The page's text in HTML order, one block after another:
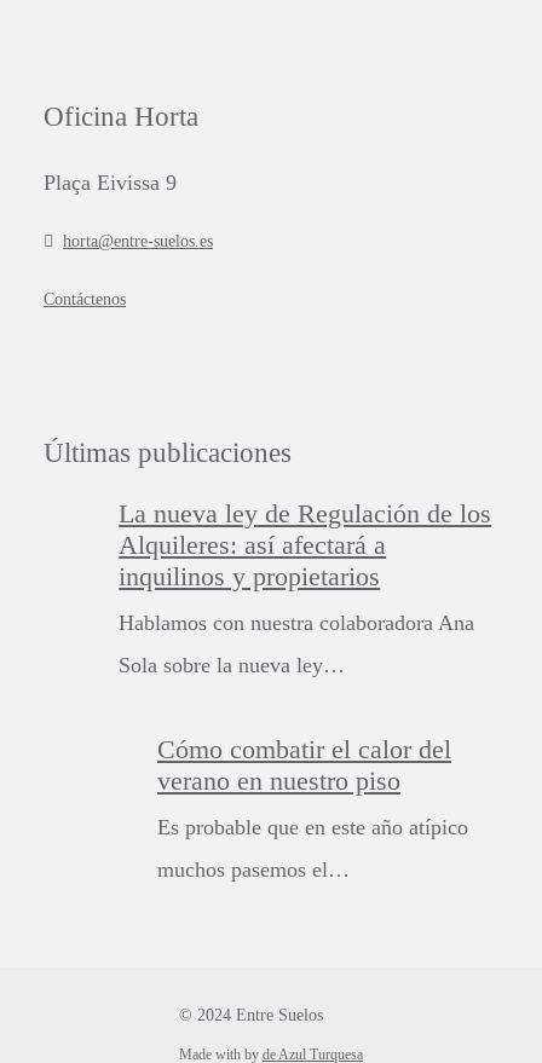
Oficina Horta
Plaça Eivissa 9
horta@entre-suelos.es
Contáctenos
Últimas publicaciones
La nueva ley de Regulación de los
Alquileres: así afectará a
inquilinos y propietarios
Hablamos con nuestra colaboradora Ana
Sola sobre la nueva ley…
Cómo combatir el calor del
verano en nuestro piso
Es probable que en este año atípico
muchos pasemos el…
© 2024 Entre Suelos
Made with by de Azul Turquesa